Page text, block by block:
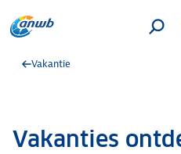
Vakantie
Vakanties